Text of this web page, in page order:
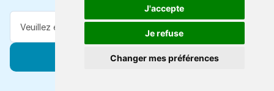
J'accepte
Je refuse
Changer mes préférences
S'abonner